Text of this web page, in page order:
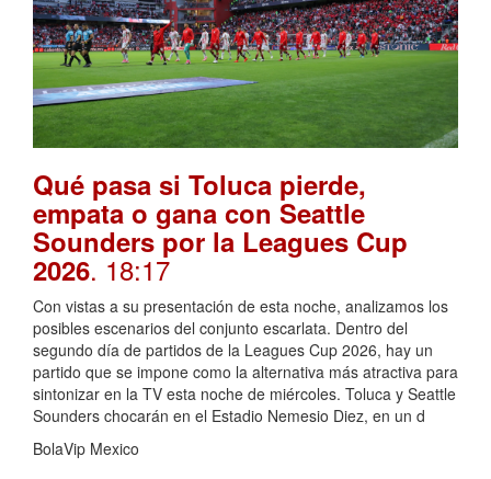
Qué pasa si Toluca pierde,
empata o gana con Seattle
Sounders por la Leagues Cup
2026. 18:17
Con vistas a su presentación de esta noche, analizamos los
posibles escenarios del conjunto escarlata. Dentro del
segundo día de partidos de la Leagues Cup 2026, hay un
partido que se impone como la alternativa más atractiva para
sintonizar en la TV esta noche de miércoles. Toluca y Seattle
Sounders chocarán en el Estadio Nemesio Diez, en un d
BolaVip Mexico